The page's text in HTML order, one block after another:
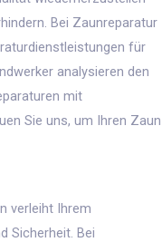
Bei Zaunreparatur
für
analysieren den
mit
Sie uns, um Ihren Zaun
verleiht Ihrem
Sicherheit. Bei